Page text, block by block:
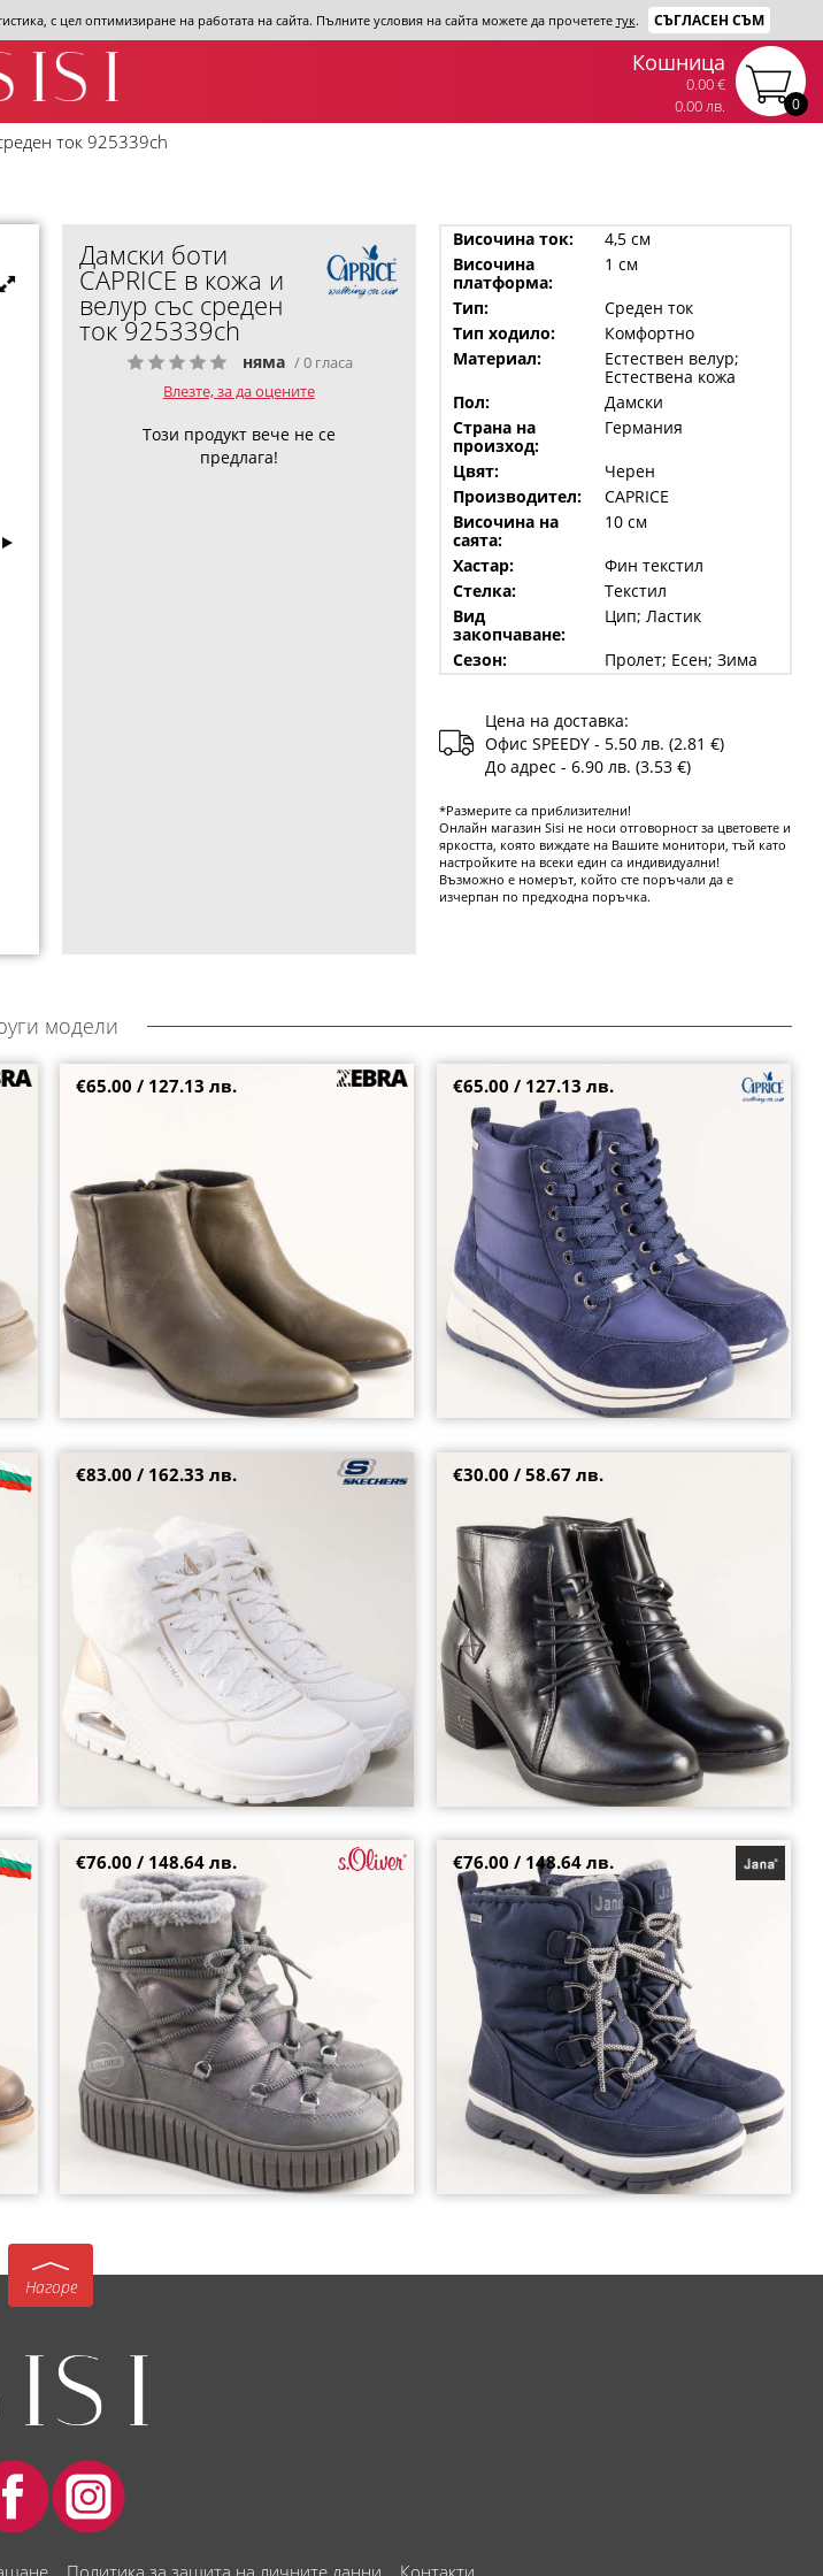
с цел оптимизиране на работата на сайта. Пълните условия на сайта можете да прочетете тук. СЪГЛАСЕН СЪМ
0
Кошница
0.00 €
0.00 лв.
ток 925339ch
Дамски боти
CAPRICE в кожа и
велур със среден
ток 925339ch
няма / 0 гласа
Влезте, за да оцените
Този продукт вече не се
предлага!
Височина ток:
4,5 см
Височина
платформа:
1 см
Тип:
Среден ток
Тип ходило:
Комфортно
Материал:
Естествен велур;
Естествена кожа
Пол:
Дамски
Страна на
произход:
Германия
Цвят:
Черен
Производител:
CAPRICE
Височина на
саята:
10 см
Хастар:
Фин текстил
Стелка:
Текстил
Вид
закопчаване:
Цип; Ластик
Сезон:
Пролет; Есен; Зима
Цена на доставка:
Офис SPEEDY - 5.50 лв. (2.81 €)
До адрес - 6.90 лв. (3.53 €)
*Размерите са приблизителни!
Онлайн магазин Sisi не носи отговорност за цветовете и
яркостта, която виждате на Вашите монитори, тъй като
настройките на всеки един са индивидуални!
Възможно е номерът, който сте поръчали да е
изчерпан по предходна поръчка.
модели
Естесвена кожа дамски боти с цип в зелен
€65.00 / 127.13 лв.
Спортни дамски боти тип апреска CAPRICE в
модерен син цвят 926106s
€65.00 / 127.13 лв.
Бяли дамски боти с модерна визия и златист
€83.00 / 162.33 лв.
Стилни дамски боти с модерни връзки на
€30.00 / 58.67 лв.
Дамски апрески на S.OLIVER в сиво с връзки и
топъл хастар 5-26436-915
38
€76.00 / 148.64 лв.
JANA дамски апрески за пухкав сняг на
грайферно ходило и топъл хастар 8-26262-805
41
€76.00 / 148.64 лв.
Нагоре
Политика за защита на личните данни Контакти